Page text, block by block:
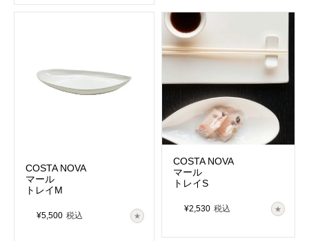
COSTA NOVA
マール
トレイM
¥5,500 税込
COSTA NOVA
マール
トレイS
¥2,530 税込